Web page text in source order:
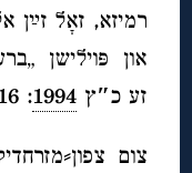
רמיזא, זאָל זײַן
און פּוילישן
זע כ″ץ1994
: 216 – 217.)
צום